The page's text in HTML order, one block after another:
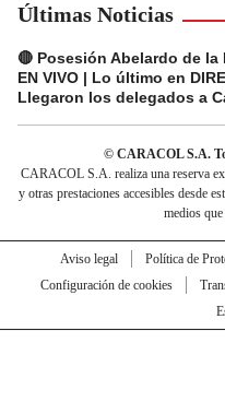
Últimas Noticias
🔴 Posesión Abelardo de la
EN VIVO | Lo último en
Llegaron los delegados a
© CARACOL S.A.
CARACOL S.A. realiza una reserva
y otras prestaciones accesibles desde
medios
Aviso legal Política de
Configuración de cookies